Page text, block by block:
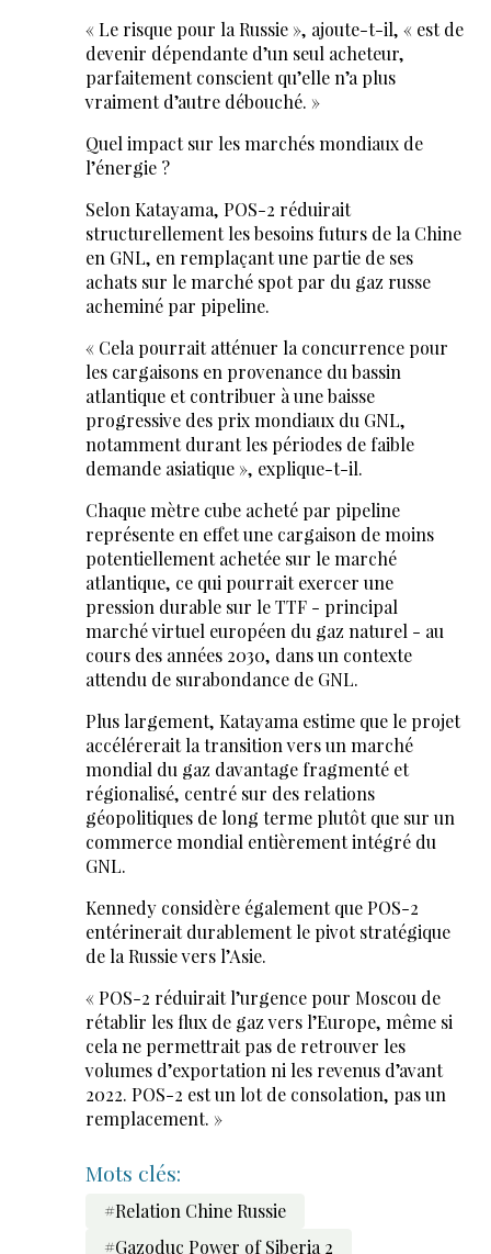
« Le risque pour la Russie », ajoute-t-il, « est de
devenir dépendante d’un seul acheteur,
parfaitement conscient qu’elle n’a plus
vraiment d’autre débouché. »
Quel impact sur les marchés mondiaux de
l’énergie ?
Selon Katayama, POS-2 réduirait
structurellement les besoins futurs de la Chine
en GNL, en remplaçant une partie de ses
achats sur le marché spot par du gaz russe
acheminé par pipeline.
« Cela pourrait atténuer la concurrence pour
les cargaisons en provenance du bassin
atlantique et contribuer à une baisse
progressive des prix mondiaux du GNL,
notamment durant les périodes de faible
demande asiatique », explique-t-il.
Chaque mètre cube acheté par pipeline
représente en effet une cargaison de moins
potentiellement achetée sur le marché
atlantique, ce qui pourrait exercer une
pression durable sur le TTF - principal
marché virtuel européen du gaz naturel - au
cours des années 2030, dans un contexte
attendu de surabondance de GNL.
Plus largement, Katayama estime que le projet
accélérerait la transition vers un marché
mondial du gaz davantage fragmenté et
régionalisé, centré sur des relations
géopolitiques de long terme plutôt que sur un
commerce mondial entièrement intégré du
GNL.
Kennedy considère également que POS-2
entérinerait durablement le pivot stratégique
de la Russie vers l’Asie.
« POS-2 réduirait l’urgence pour Moscou de
rétablir les flux de gaz vers l’Europe, même si
cela ne permettrait pas de retrouver les
volumes d’exportation ni les revenus d’avant
2022. POS-2 est un lot de consolation, pas un
remplacement. »
Mots clés:
#Relation Chine Russie
#Gazoduc Power of Siberia 2